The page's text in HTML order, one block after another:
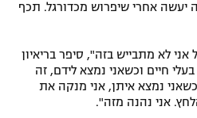
יעשה אחרי שיפרוש מכדורגל. תכף
אני לא מתבייש בזה", סיפר בריאיון
חיים וכשאני נמצא לידם, זה
נמצא איתן, אני מנקה את
אני נהנה מזה".